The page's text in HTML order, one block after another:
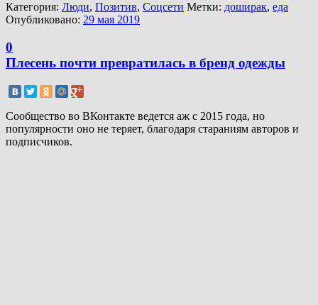
Категория: Люди, Позитив, Соцсети Метки: доширак, еда
Опубликовано: 29 мая 2019
0
Плесень почти превратилась в бренд одежды
Сообщество во ВКонтакте ведется аж с 2015 года, но
популярности оно не теряет, благодаря стараниям авторов и
подписчиков.